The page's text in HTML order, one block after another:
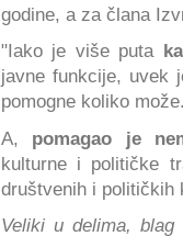
godine, a za člana
"Iako je više puta
javne funkcije, uvek
pomogne koliko može.
A, pomagao je
kulturne i političke
društvenih i političkih
Veliki u delima,